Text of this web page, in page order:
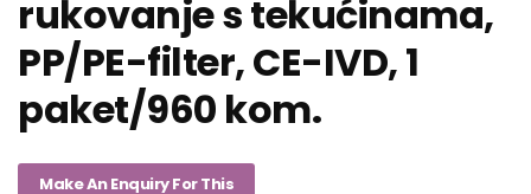
rukovanje s tekućinama,
PP/PE-filter, CE-IVD, 1
paket/960 kom.